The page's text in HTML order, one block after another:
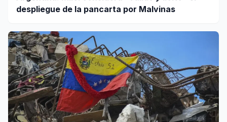
despliegue de la pancarta por Malvinas